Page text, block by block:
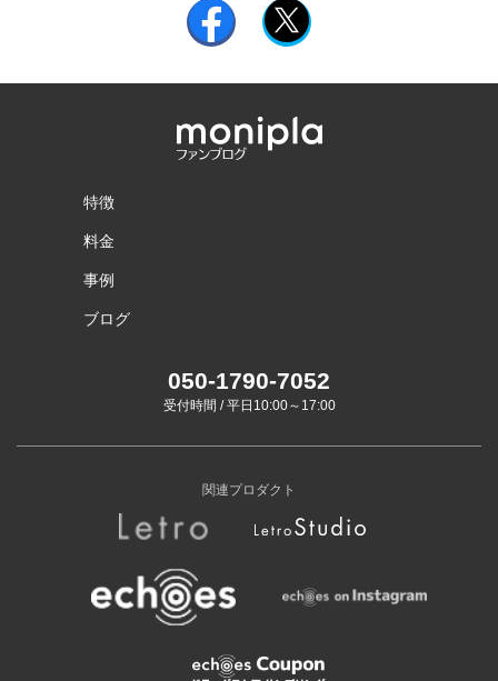
特徴
料金
事例
ブログ
050-1790-7052
受付時間 / 平日10:00～17:00
関連プロダクト